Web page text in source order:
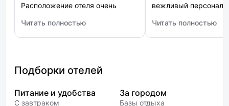
Расположение отеля очень
набережной. Прекрасные виды,
есть спуск к морю. Завтраки
довольными. Номера чистые,
уборка проводится каждый
с матрасом, с легкостью
Читать полностью
: Априори
вежливый персонал,
замечательный ресторан
сюда еще летом
Читать полностью
: Grand Hotel Royal
Подборки отелей
Питание и удобства
С завтраком
За городом
Базы отдыха